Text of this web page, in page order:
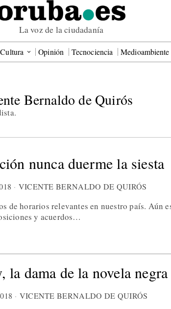
La voz de la ciudadanía
Cultura Opinión Tecnociencia Medioambiente
Bernaldo de Quirós
nunca duerme la siesta
VICENTE BERNALDO DE QUIRÓS
de horarios relevantes en nuestro país. Aún
y acuerdos…
la dama de la novela negra
VICENTE BERNALDO DE QUIRÓS